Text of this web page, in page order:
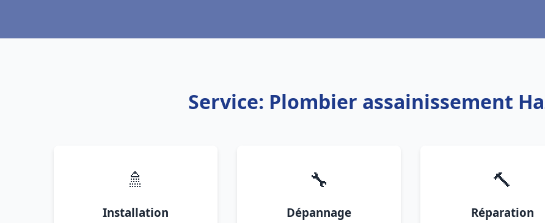
Service: Plombier assainissement
🚿
Installation
🔧
Dépannage
🔨
Réparation